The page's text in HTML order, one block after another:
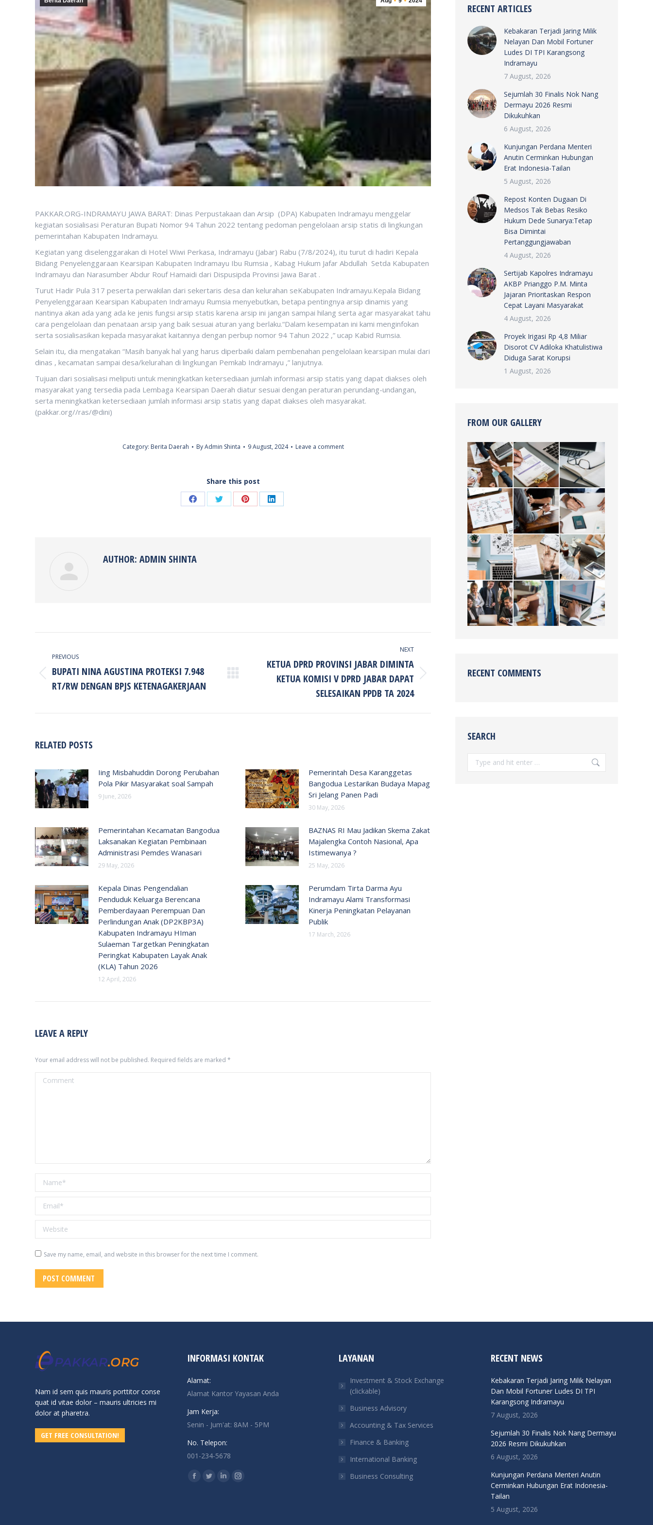
PAKKAR.ORG-INDRAMAYU JAWA BARAT: Dinas Perpustakaan dan Arsip (DPA) Kabupaten Indramayu menggelar
kegiatan sosialisasi Peraturan Bupati Nomor 94 Tahun 2022 tentang pedoman pengelolaan arsip statis di lingkungan
pemerintahan Kabupaten Indramayu.
Kegiatan yang diselenggarakan di Hotel Wiwi Perkasa, Indramayu (Jabar) Rabu (7/8/2024), itu turut di hadiri Kepala
Bidang Penyelenggaraan Kearsipan Kabupaten Indramayu Ibu Rumsia , Kabag Hukum Jafar Abdullah Setda Kabupaten
Indramayu dan Narasumber Abdur Rouf Hamaidi dari Dispusipda Provinsi Jawa Barat .
Turut Hadir Pula 317 peserta perwakilan dari sekertaris desa dan kelurahan seKabupaten Indramayu.Kepala Bidang
Penyelenggaraan Kearsipan Kabupaten Indramayu Rumsia menyebutkan, betapa pentingnya arsip dinamis yang
nantinya akan ada yang ada ke jenis fungsi arsip statis karena arsip ini jangan sampai hilang serta agar masyarakat tahu
cara pengelolaan dan penataan arsip yang baik sesuai aturan yang berlaku.“Dalam kesempatan ini kami menginfokan
serta sosialisasikan kepada masyarakat kaitannya dengan perbup nomor 94 Tahun 2022 ,” ucap Kabid Rumsia.
Selain itu, dia mengatakan “Masih banyak hal yang harus diperbaiki dalam pembenahan pengelolaan kearsipan mulai dari
dinas , kecamatan sampai desa/kelurahan di lingkungan Pemkab Indramayu ,” lanjutnya.
Tujuan dari sosialisasi meliputi untuk meningkatkan ketersediaan jumlah informasi arsip statis yang dapat diakses oleh
masyarakat yang tersedia pada Lembaga Kearsipan Daerah diatur sesuai dengan peraturan perundang-undangan,
serta meningkatkan ketersediaan jumlah informasi arsip statis yang dapat diakses oleh masyarakat.
(pakkar.org//ras/@dini)
Category: Berita Daerah ByAdmin Shinta 9 August, 2024 Leave a comment
Share this post
Share Share Share Share
AUTHOR: ADMIN SHINTA
NAVIGATION
PREVIOUS
Previous
post:
BUPATI NINA AGUSTINA PROTEKSI 7.948
RT/RW DENGAN BPJS KETENAGAKERJAAN
NEXT
KETUA DPRD PROVINSI JABAR DIMINTA
KETUA KOMISI V DPRD JABAR DAPAT
SELESAIKAN PPDB TA 2024
RELATED POSTS
Iing Misbahuddin Dorong Perubahan
Pola Pikir Masyarakat soal Sampah
9 June, 2026
Pemerintah Desa Karanggetas
Bangodua Lestarikan Budaya Mapag
Sri Jelang Panen Padi
30 May, 2026
Pemerintahan Kecamatan Bangodua
Laksanakan Kegiatan Pembinaan
Administrasi Pemdes Wanasari
29 May, 2026
BAZNAS RI Mau Jadikan Skema Zakat
Majalengka Contoh Nasional, Apa
Istimewanya ?
25 May, 2026
Kepala Dinas Pengendalian
Penduduk Keluarga Berencana
Pemberdayaan Perempuan Dan
Perlindungan Anak (DP2KBP3A)
Kabupaten Indramayu HIman
Sulaeman Targetkan Peningkatan
Peringkat Kabupaten Layak Anak
(KLA) Tahun 2026
12 April, 2026
Perumdam Tirta Darma Ayu
Indramayu Alami Transformasi
Kinerja Peningkatan Pelayanan
Publik
17 March, 2026
LEAVE A REPLY
Your email address will not be published. Required fields are marked *
Comment
Name *
Email *
Website
Save my name, email, and website in this browser for the next time I comment.
POST COMMENT
RECENT ARTICLES
Kebakaran Terjadi Jaring Milik
Nelayan Dan Mobil Fortuner
Ludes DI TPI Karangsong
Indramayu
7 August, 2026
Sejumlah 30 Finalis Nok Nang
Dermayu 2026 Resmi
Dikukuhkan
6 August, 2026
Kunjungan Perdana Menteri
Anutin Cerminkan Hubungan
Erat Indonesia-Tailan
5 August, 2026
Repost Konten Dugaan Di
Medsos Tak Bebas Resiko
Hukum Dede Sunarya:Tetap
Bisa Dimintai
Pertanggungjawaban
4 August, 2026
Sertijab Kapolres Indramayu
AKBP Prianggo P.M. Minta
Jajaran Prioritaskan Respon
Cepat Layani Masyarakat
4 August, 2026
Proyek Irigasi Rp 4,8 Miliar
Disorot CV Adiloka Khatulistiwa
Diduga Sarat Korupsi
1 August, 2026
FROM OUR GALLERY
RECENT COMMENTS
SEARCH
Search:
Nam id sem quis mauris porttitor conse
quat id vitae dolor – mauris ultricies mi
dolor at pharetra.
GET FREE CONSULTATION!
INFORMASI KONTAK
Alamat:
Alamat Kantor Yayasan Anda
Jam Kerja:
Senin - Jum'at: 8AM - 5PM
No. Telepon:
001-234-5678
Find us on:
Facebook
TwitterLinkedinInstagram
LAYANAN
Investment & Stock Exchange
(clickable)
Business Advisory
Accounting & Tax Services
Finance & Banking
International Banking
Business Consulting
RECENT NEWS
Kebakaran Terjadi Jaring Milik Nelayan
Dan Mobil Fortuner Ludes DI TPI
Karangsong Indramayu
7 August, 2026
Sejumlah 30 Finalis Nok Nang Dermayu
2026 Resmi Dikukuhkan
6 August, 2026
Kunjungan Perdana Menteri Anutin
Cerminkan Hubungan Erat Indonesia-
Tailan
5 August, 2026